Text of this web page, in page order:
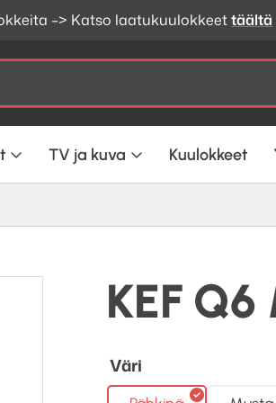
–> Katso laatukuulokkeettäältä
TV ja kuva Kuulokkeet
KEF
Väri